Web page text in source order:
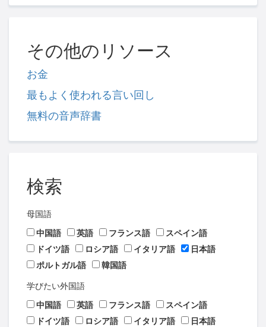
その他のリソース
お金
最もよく使われる言い回し
無料の音声辞書
検索
母国語
中国語
英語 フランス語
スペイン語
ドイツ語
ロシア語 イタリア語
日本語
ポルトガル語
韓国語
学びたい外国語
中国語
英語 フランス語
スペイン語
ドイツ語
ロシア語 イタリア語
日本語